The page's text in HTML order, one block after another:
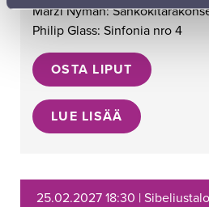
Marzi Nyman:
Philip Glass: Sinfonia nro 4
OSTA LIPUT
LUE LISÄÄ
25.02.2027 18:30 | Sibeliustalo